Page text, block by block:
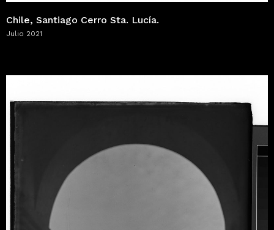
Chile, Santiago Cerro Sta. Lucía.
Julio 2021